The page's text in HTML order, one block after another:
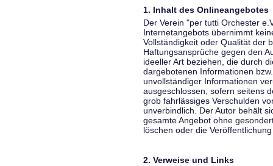
1. Inhalt des Onlineangebotes
Der Verein "per tutti Orchester
Internetangebots übernimmt
Vollständigkeit oder Qualität der
Haftungsansprüche gegen den
ideeller Art beziehen, die durch
dargebotenen Informationen
unvollständiger Informationen
ausgeschlossen, sofern seitens
grob fahrlässiges Verschulden
unverbindlich. Der Autor behält
gesamte Angebot ohne
löschen oder die
2. Verweise und Links